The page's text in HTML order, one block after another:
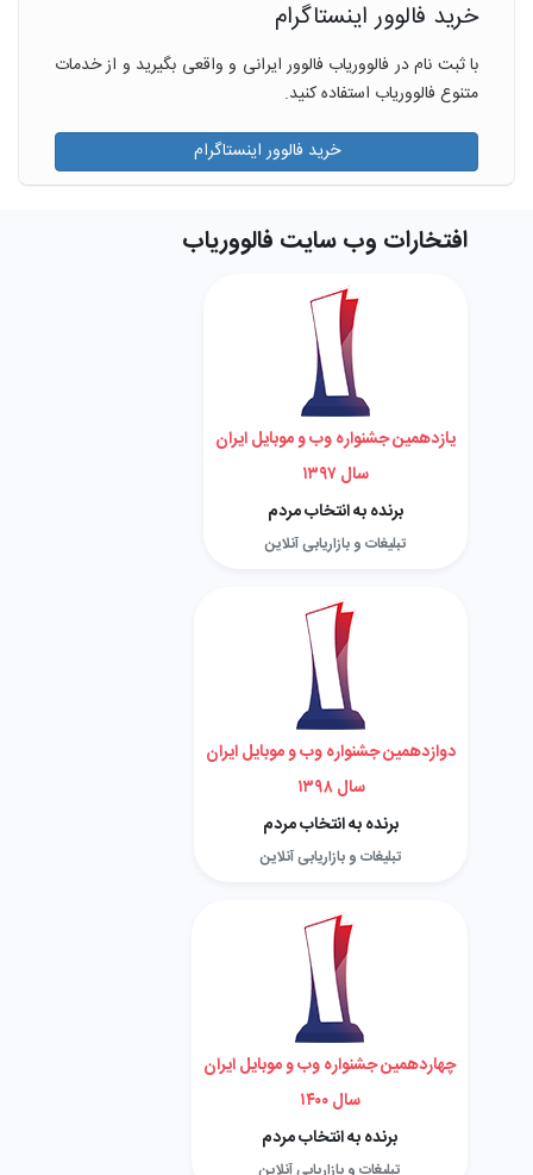
خرید فالوور اینستاگرام
با ثبت نام در فالووریاب فالوور ایرانی و واقعی بگیرید و از خدمات
متنوع فالووریاب استفاده کنید.
خرید فالوور اینستاگرام
افتخارات وب سایت فالووریاب
یازدهمین جشنواره وب و موبایل ایران
سال ۱۳۹۷
برنده به انتخاب مردم
تبلیغات و بازاریابی آنلاین
دوازدهمین جشنواره وب و موبایل ایران
سال ۱۳۹۸
برنده به انتخاب مردم
تبلیغات و بازاریابی آنلاین
چهاردهمین جشنواره وب و موبایل ایران
سال ۱۴۰۰
برنده به انتخاب مردم
تبلیغات و بازاریابی آنلاین